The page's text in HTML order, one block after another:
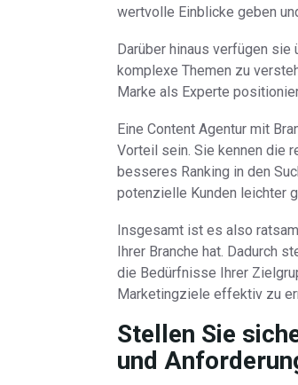
wertvolle Einblicke geben
Darüber hinaus verfügen
komplexe Themen zu
Marke als Experte
Eine Content Agentur mit
Vorteil sein. Sie kennen die
besseres Ranking in den
potenzielle Kunden leichter
Insgesamt ist es also
Ihrer Branche hat. Dadurch
die Bedürfnisse Ihrer
Marketingziele effektiv zu
Stellen Sie
und